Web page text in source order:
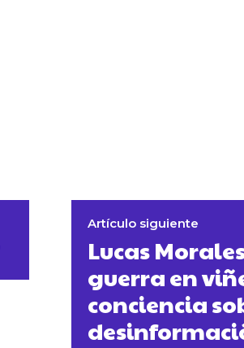
Artículo siguiente
Lucas
guerra en
conciencia